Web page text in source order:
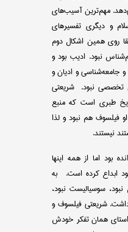
مهم‌ترین آسیب‌های
و دیگری تفسیر‌های
روی همین اشکال دوم
نبود. ادیب بود و
جامعه‌شناسی و ادیان و
تخصصی نبود. شریعتی
طبری است که منبع
فیلسوف هم نبود و لذا
نیستند.
اما از همه اینها
ابداع کرده است. به
سوسیالیست نبود،
شریعتی فیلسوف و
همان تفکر خودش